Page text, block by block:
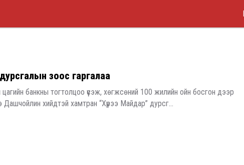
to
зоос гаргалаа
банкны тогтолцоо үүсэж, хөгжсөний 100 жилийн ойн босгон дээр
Дашчойлин хийдтэй хамтран “Хүрээ Майдар” дурсг...